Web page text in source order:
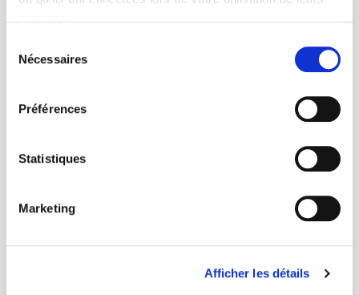
Nécessaires
Préférences
Statistiques
Marketing
Afficher les détails
help public and political debate.
CONTACTS
FOR BOOKSHOPS
MY ACCOUNT